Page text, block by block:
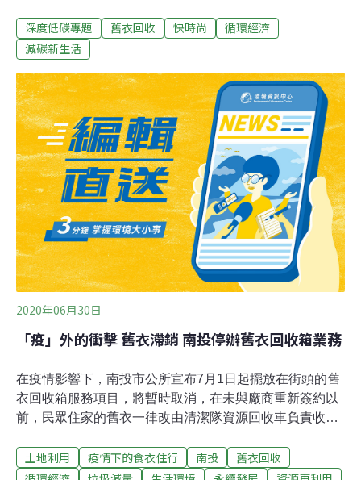
焚化爐燃燒發電。近年來因為快時尚的普及，台灣舊衣回
收量爆增，而收購價格卻直直落。台灣每年回收約6萬噸
衣回收在瑞士又是如何執行呢？瑞士最大舊衣回收機構 衣
服、包包、鞋子全都收瑞士每年回收的織品裡，有超過
75%由Texaid [1] 回收，Texaid公司由6個慈善機構與一家
專業回收公司共同組成。Texaid將全國各地收到的舊衣送
於中部城市Schattdorf的回收廠進行分類，員工先初步分出
兩部份，一半由Texaid處理，另一半則販售給第三方回收
廠處理。
深度低碳專題 舊衣回收 快時尚
循環經濟
減碳新生活
2020年06月30日
「疫」外的衝擊 舊衣滯銷 南投停辦舊衣回收箱業務
在疫情影響下，南投市公所宣布7月1日起擺放在街頭的舊
衣回收箱服務項目，將暫時取消，在未與廠商重新簽約以
前，民眾住家的舊衣一律改由清潔隊資源回收車負責收
以利清運工作進行。南投市共設置130個舊衣回收箱，提
供民眾棄置不要用的衣物，也是市公所特別開辦的非法定
土地利用 疫情下的食衣住行 南投
舊衣回收